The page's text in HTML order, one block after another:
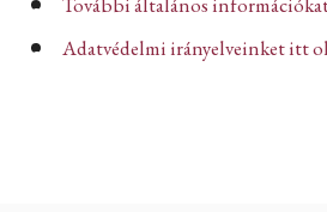
Adatvédelmi irányelveinket itt